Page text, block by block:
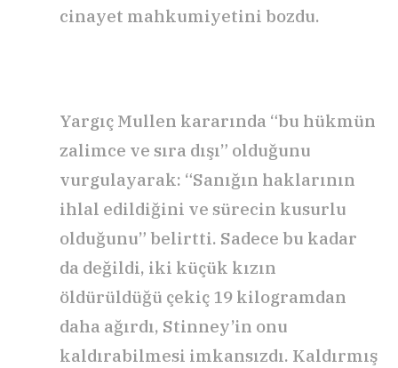
cinayet mahkumiyetini bozdu.
Yargıç Mullen kararında “bu hükmün
zalimce ve sıra dışı” olduğunu
vurgulayarak: “Sanığın haklarının
ihlal edildiğini ve sürecin kusurlu
olduğunu” belirtti. Sadece bu kadar
da değildi, iki küçük kızın
öldürüldüğü çekiç 19 kilogramdan
daha ağırdı, Stinney’in onu
kaldırabilmesi imkansızdı. Kaldırmış